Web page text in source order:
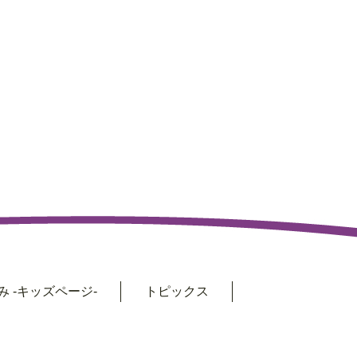
-キッズページ- トピックス